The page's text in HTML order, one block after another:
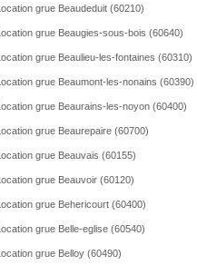
grue Beaudeduit (60210)
grue Beaugies-sous-bois (60640)
grue Beaulieu-les-fontaines (60310)
grue Beaumont-les-nonains (60390)
grue Beaurains-les-noyon (60400)
grue Beaurepaire (60700)
grue Beauvais (60155)
grue Beauvoir (60120)
grue Behericourt (60400)
grue Belle-eglise (60540)
grue Belloy (60490)